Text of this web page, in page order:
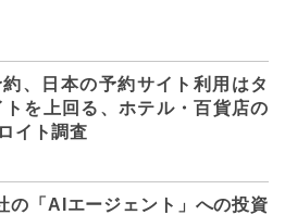
、日本の予約サイト利用はタ
を上回る、ホテル・百貨店の
イト調査
の「AIエージェント」への投資